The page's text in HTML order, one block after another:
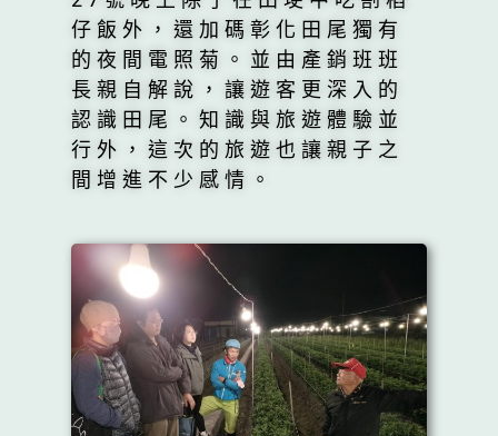
仔飯外，還加碼彰化田尾獨有
的夜間電照菊。並由產銷班班
長親自解說，讓遊客更深入的
認識田尾。知識與旅遊體驗並
行外，這次的旅遊也讓親子之
間增進不少感情。